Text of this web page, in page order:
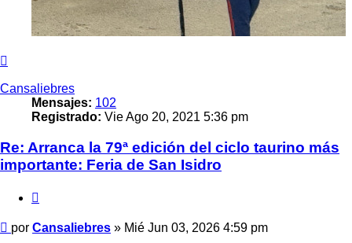
Cansaliebres
Mensajes: 102
Registrado: Vie Ago 20, 2021 5:36 pm
Re: Arranca la 79ª edición del ciclo taurino más
importante: Feria de San Isidro
Mensaje
por Cansaliebres » Mié Jun 03, 2026 4:59 pm